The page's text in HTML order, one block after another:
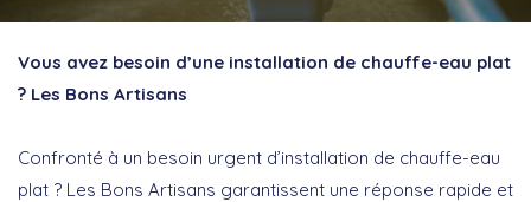
Vous avez besoin d’une installation de chauffe-eau plat
? Les Bons Artisans
Confronté à un besoin urgent d’installation de chauffe-eau
plat ? Les Bons Artisans garantissent une réponse rapide et